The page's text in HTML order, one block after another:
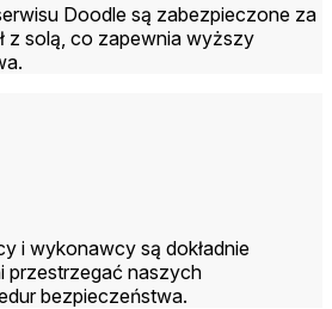
Doodle są zabezpieczone za
z solą, co zapewnia wyższy
i wykonawcy są dokładnie
przestrzegać naszych
bezpieczeństwa.